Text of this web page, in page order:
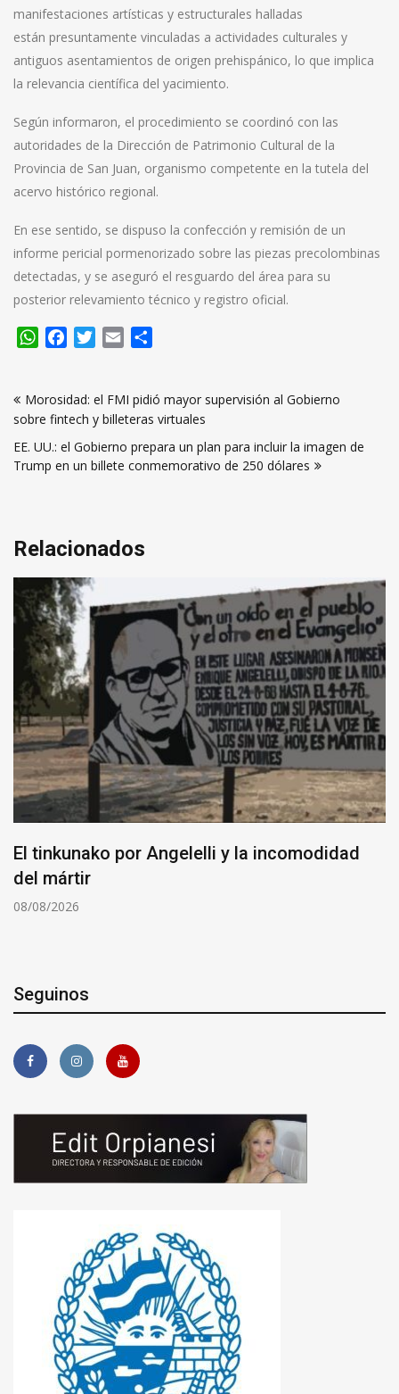
manifestaciones artísticas y estructurales halladas
están presuntamente vinculadas a actividades culturales y
antiguos asentamientos de origen prehispánico, lo que implica
la relevancia científica del yacimiento.
Según informaron, el procedimiento se coordinó con las
autoridades de la Dirección de Patrimonio Cultural de la
Provincia de San Juan, organismo competente en la tutela del
acervo histórico regional.
En ese sentido, se dispuso la confección y remisión de un
informe pericial pormenorizado sobre las piezas precolombinas
detectadas, y se aseguró el resguardo del área para su
posterior relevamiento técnico y registro oficial.
WhatsApp
FacebookTwitter
Email
de
entradas
Morosidad: el FMI pidió mayor supervisión al Gobierno
sobre fintech y billeteras virtuales
EE. UU.: el Gobierno prepara un plan para incluir la imagen de
Trump en un billete conmemorativo de 250 dólares
Relacionados
El tinkunako por Angelelli y la incomodidad
del mártir
08/08/2026
Seguinos